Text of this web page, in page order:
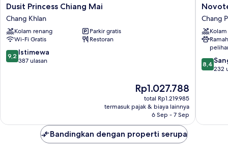
Dusit
Princess
Chiang
Mai
Chang
Khlan
Dusit Princess Chiang Mai
Chang Khlan
Kolam renang
Parkir gratis
Wi-Fi Gratis
Restoran
9.2
dari
9,2 Istimewa
387 ulasan
Harga
sekarang
Rp1.027.788
Rp1.027.788
total Rp1.219.985
termasuk pajak & biaya lainnya
6 Sep - 7 Sep
Novotel
Nimman
Chang
Phueak
Chang
8.4
dari
8,4
232
Bandingkan dengan properti serupa